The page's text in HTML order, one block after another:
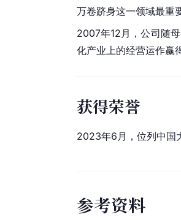
万卷跻身这一领域最重
2007年12月，公司随
化产业上的经营运作赢
获得荣誉
2023年6月，位列中国
参考资料